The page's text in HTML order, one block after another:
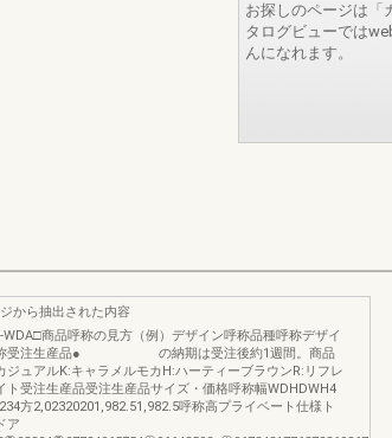
お探しのページは「
タログビューでは
んになれます。
から抽出された内容
WDA□商品呼称の見方（例）デザイン呼称品種呼称デザイ
受注生産品● の納期は受注後約1週間。商品
ジュアルK:キャラメルモカH:ハーティーブラウンR:リフレ
ト受注生産品受注生産品サイズ・価格呼称幅WDHDWH4
方2,02320201,982.51,982.5呼称高プライベート仕様ト
ア